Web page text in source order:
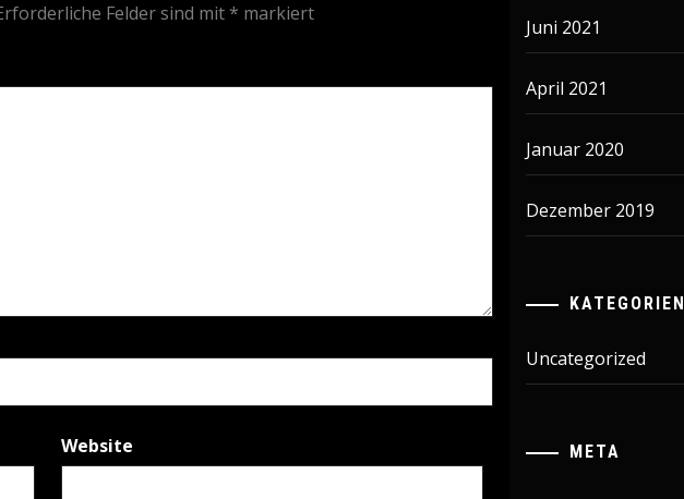
Felder sind mit * markiert
Website
Juni 2021
April 2021
Januar 2020
Dezember 2019
KATEGORIEN
Uncategorized
META